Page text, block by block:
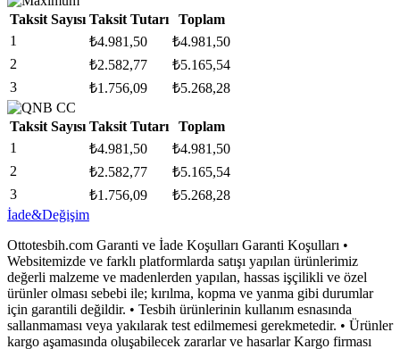
Taksit Sayısı Taksit Tutarı
Toplam
1
₺4.981,50 ₺4.981,50
2
₺2.582,77 ₺5.165,54
3
₺1.756,09 ₺5.268,28
Taksit Sayısı Taksit Tutarı
Toplam
1
₺4.981,50 ₺4.981,50
2
₺2.582,77 ₺5.165,54
3
₺1.756,09 ₺5.268,28
İade&Değişim
Ottotesbih.com Garanti ve İade Koşulları Garanti Koşulları •
Websitemizde ve farklı platformlarda satışı yapılan ürünlerimiz
değerli malzeme ve madenlerden yapılan, hassas işçilikli ve özel
ürünler olması sebebi ile; kırılma, kopma ve yanma gibi durumlar
için garantili değildir. • Tesbih ürünlerinin kullanım esnasında
sallanmaması veya yakılarak test edilmemesi gerekmetedir. • Ürünler
kargo aşamasında oluşabilecek zararlar ve hasarlar Kargo firması